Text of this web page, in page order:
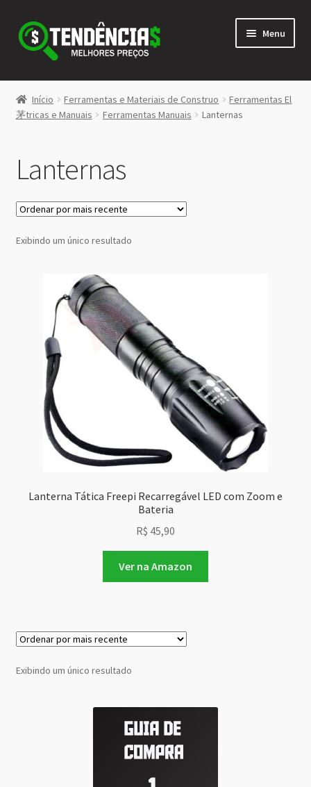
Pular
para
navegação
Pular
para
conteúdo
Menu
LOJA
<>
Início Ferramentas e Materiais de Construo
Ferramentas El
茅tricas e Manuais
Ferramentas Manuais Lanternas
Lanternas
Exibindo um único resultado
Lanterna Tática Freepi Recarregável LED com Zoom e
Bateria
R$ 45,90
Ver na Amazon
Exibindo um único resultado